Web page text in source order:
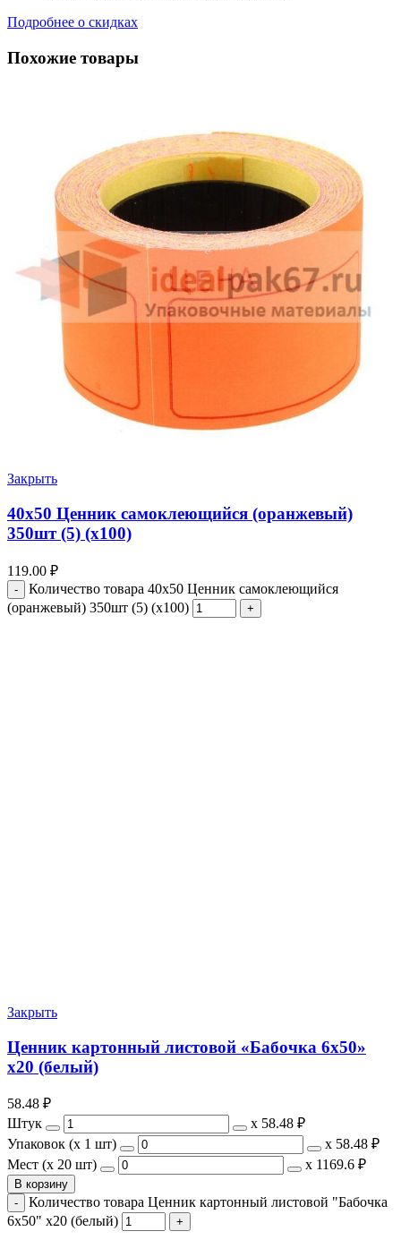
Подробнее о скидках
Похожие товары
Закрыть
40х50 Ценник самоклеющийся (оранжевый)
350шт (5) (х100)
119.00 ₽
Количество товара 40х50 Ценник самоклеющийся
(оранжевый) 350шт (5) (х100)
Закрыть
Ценник картонный листовой «Бабочка 6х50»
х20 (белый)
58.48 ₽
Штук
х 58.48 ₽
Упаковок (x 1 шт)
х 58.48 ₽
Мест (x 20 шт)
х 1169.6 ₽
В корзину
Количество товара Ценник картонный листовой "Бабочка
6х50" х20 (белый)